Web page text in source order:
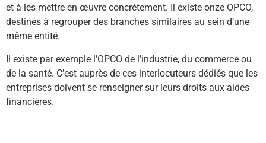
et à les mettre en œuvre concrètement. Il existe onze OPCO,
destinés à regrouper des branches similaires au sein d’une
même entité.
Il existe par exemple l’OPCO de l’industrie, du commerce ou
de la santé. C’est auprès de ces interlocuteurs dédiés que les
entreprises doivent se renseigner sur leurs droits aux aides
financières.